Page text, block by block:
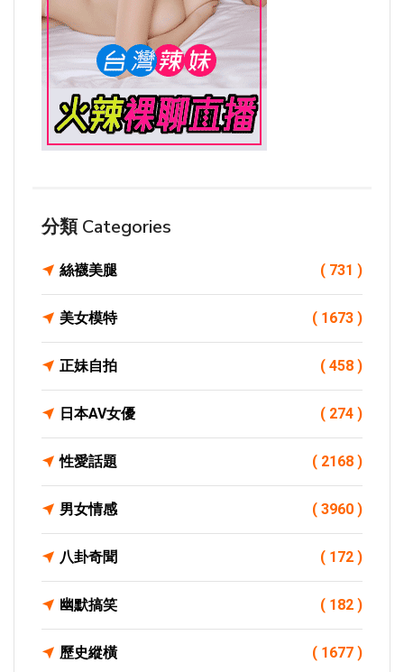
分類 Categories
絲襪美腿 ( 731 )
美女模特 ( 1673 )
正妹自拍 ( 458 )
日本AV女優 ( 274 )
性愛話題 ( 2168 )
男女情感 ( 3960 )
八卦奇聞 ( 172 )
幽默搞笑 ( 182 )
歷史縱橫 ( 1677 )